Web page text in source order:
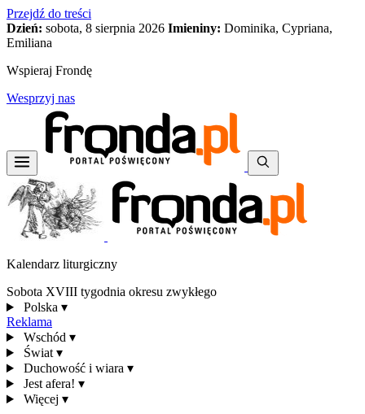
Przejdź do treści
Dzień: sobota, 8 sierpnia 2026 Imieniny: Dominika, Cypriana,
Emiliana
Wspieraj Frondę
Wesprzyj nas
Kalendarz liturgiczny
Sobota XVIII tygodnia okresu zwykłego
Polska ▾
Reklama
Wschód ▾
Świat ▾
Duchowość i wiara ▾
Jest afera! ▾
Więcej ▾